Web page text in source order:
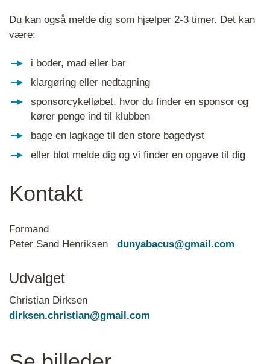
Du kan også melde dig som hjælper 2-3 timer. Det kan
være:
i boder, mad eller bar
klargøring eller nedtagning
sponsorcykelløbet, hvor du finder en sponsor og
kører penge ind til klubben
bage en lagkage til den store bagedyst
eller blot melde dig og vi finder en opgave til dig
Kontakt
Formand
Peter Sand Henriksen dunyabacus@gmail.com
Udvalget
Christian Dirksen
dirksen.christian@gmail.com